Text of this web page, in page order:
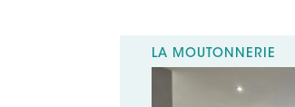
LA MOUTONNERIE